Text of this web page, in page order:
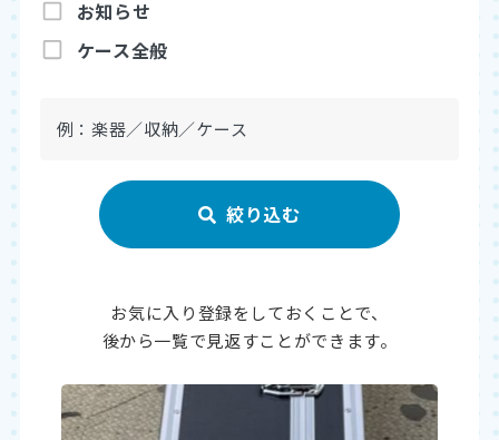
お知らせ
ケース全般
お気に入り登録をしておくことで、
後から一覧で見返すことができます。